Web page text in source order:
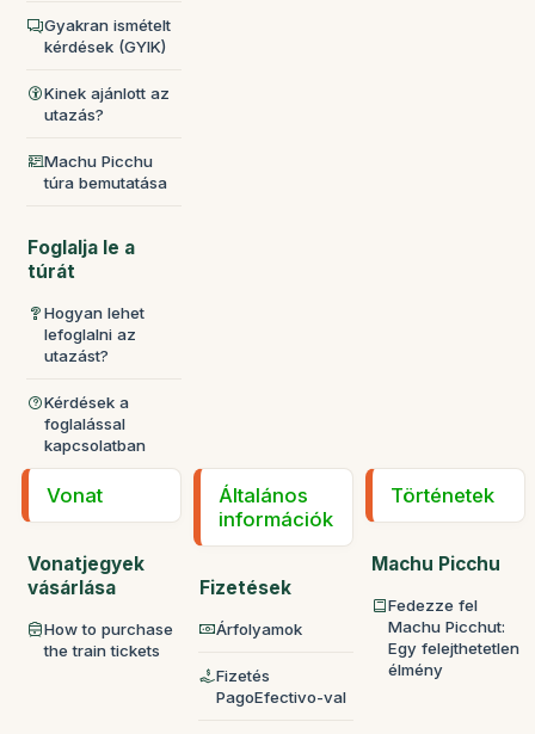
Gyakran ismételt
kérdések (GYIK)
Kinek ajánlott az
utazás?
Machu Picchu
túra bemutatása
Foglalja le a
túrát
Hogyan lehet
lefoglalni az
utazást?
Kérdések a
foglalással
kapcsolatban
Vonat
Vonatjegyek
vásárlása
How to purchase
the train tickets
Általános
információk
Fizetések
Árfolyamok
Fizetés
PagoEfectivo-val
Történetek
Machu Picchu
Fedezze fel
Machu Picchut:
Egy felejthetetlen
élmény